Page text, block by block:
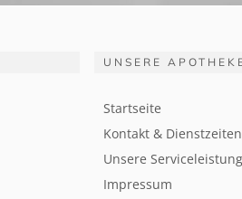
UNSERE
Startseite
Kontakt & Dienstzeiten
Unsere
Impressum